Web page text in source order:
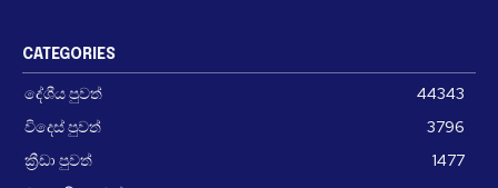
CATEGORIES
දේශීය පුවත්
44343
විදෙස් පුවත්
3796
ක්‍රීඩා පුවත්
1477